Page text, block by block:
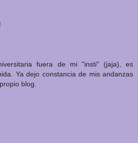
fuera de mi "insti" (jaja), es
Ya dejo constancia de mis andanzas
blog.